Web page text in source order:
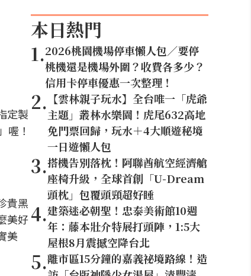
定製
喔！
貴黑
美好
美
本日熱門
1.2026桃園機場停車懶人包／要停
桃機還是機場外圍？收費各多少？
信用卡停車優惠一次整理！
2. 【雲林親子玩水】全台唯一「虎爺
主題」叢林水樂園！虎尾632高地
免門票回歸，玩水＋4大順遊秘境
一日遊懶人包
3.搭機告別落枕！阿聯酋航空經濟艙
座椅升級，全球首創「U-Dream
頭枕」包覆頭頸超好睡
4.建築迷必朝聖！忠泰美術館10週
年：藤本壯介特展打頭陣，1:5大
屋根8月震撼空降台北
5.離市區15分鐘的嘉義祕境路線！造